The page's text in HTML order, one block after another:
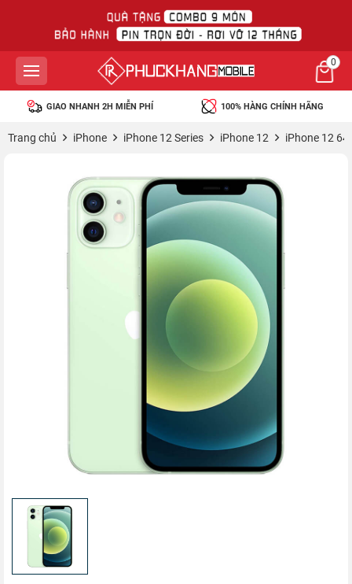
0
GIAO NHANH 2H MIỄN PHÍ 100% HÀNG CHÍNH HÃNG
Trang chủ iPhone iPhone 12 Series iPhone 12 iPhone 12